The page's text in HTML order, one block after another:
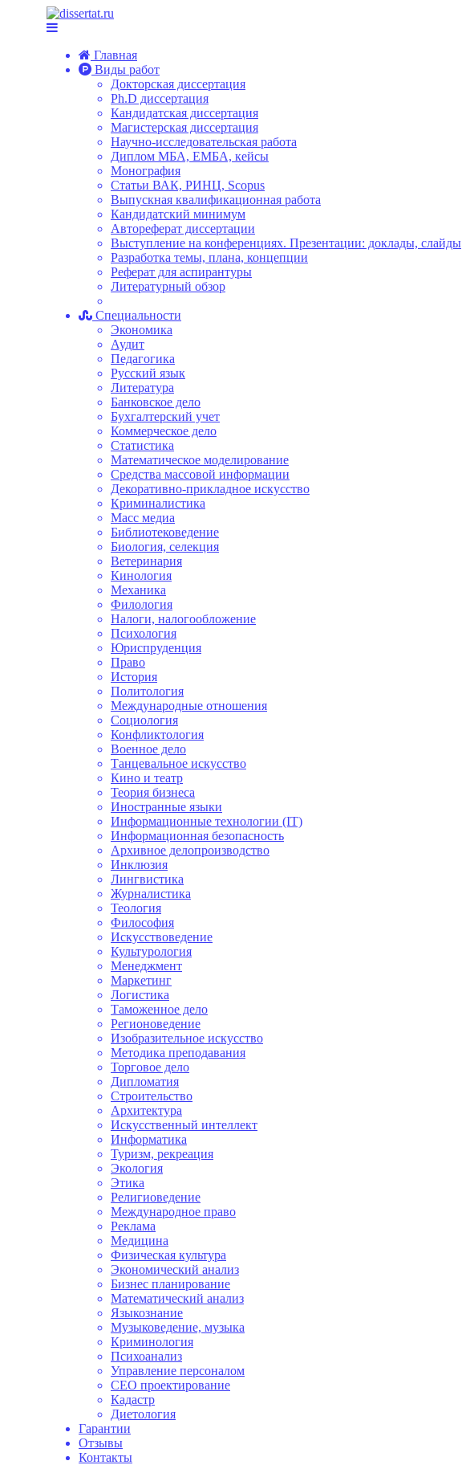
Главная
Виды работ
Докторская диссертация
Ph.D диссертация
Кандидатская диссертация
Магистерская диссертация
Научно-исследовательская работа
Диплом МБА, ЕМБА, кейсы
Монография
Статьи ВАК, РИНЦ, Scopus
Выпускная квалификационная работа
Кандидатский минимум
Автореферат диссертации
Выступление на конференциях. Презентации: доклады, слайды
Разработка темы, плана, концепции
Реферат для аспирантуры
Литературный обзор
Специальности
Экономика
Аудит
Педагогика
Русский язык
Литература
Банковское дело
Бухгалтерский учет
Коммерческое дело
Статистика
Математическое моделирование
Средства массовой информации
Декоративно-прикладное искусство
Криминалистика
Масс медиа
Библиотековедение
Биология, селекция
Ветеринария
Кинология
Механика
Филология
Налоги, налогообложение
Психология
Юриспруденция
Право
История
Политология
Международные отношения
Социология
Конфликтология
Военное дело
Танцевальное искусство
Кино и театр
Теория бизнеса
Иностранные языки
Информационные технологии (IT)
Информационная безопасность
Архивное делопроизводство
Инклюзия
Лингвистика
Журналистика
Теология
Философия
Искусствоведение
Культурология
Менеджмент
Маркетинг
Логистика
Таможенное дело
Регионоведение
Изобразительное искусство
Методика преподавания
Торговое дело
Дипломатия
Строительство
Архитектура
Искусственный интеллект
Информатика
Туризм, рекреация
Экология
Этика
Религиоведение
Международное право
Реклама
Медицина
Физическая культура
Экономический анализ
Бизнес планирование
Математический анализ
Языкознание
Музыковедение, музыка
Криминология
Психоанализ
Управление персоналом
СЕО проектирование
Кадастр
Диетология
Гарантии
Отзывы
Контакты